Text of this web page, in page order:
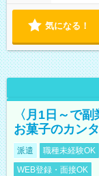
気になる！
〈月1日～で
お菓子のカン
派遣 職種未経験OK
WEB登録・面接OK